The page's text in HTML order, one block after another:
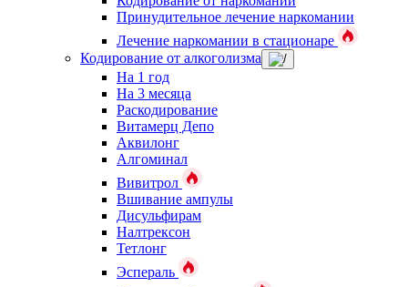
Принудительное лечение наркомании
Лечение наркомании в стационаре
Кодирование от алкоголизма
На 1 год
На 3 месяца
Раскодирование
Витамерц Депо
Аквилонг
Алгоминал
Вивитрол
Вшивание ампулы
Дисульфирам
Налтрексон
Тетлонг
Эспераль